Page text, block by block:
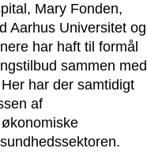
Mary Fonden,
Aarhus Universitet og
har haft til formål
sammen med
har der samtidigt
af